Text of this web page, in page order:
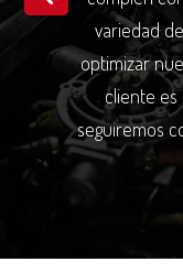
variedad
optimizar
cliente es
seguiremos